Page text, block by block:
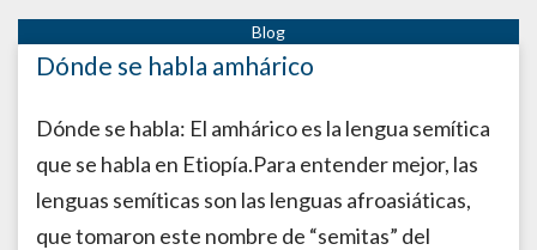
Dónde se habla amhárico
Dónde se habla: El amhárico es la lengua semítica
que se habla en Etiopía.Para entender mejor, las
lenguas semíticas son las lenguas afroasiáticas,
que tomaron este nombre de “semitas” del